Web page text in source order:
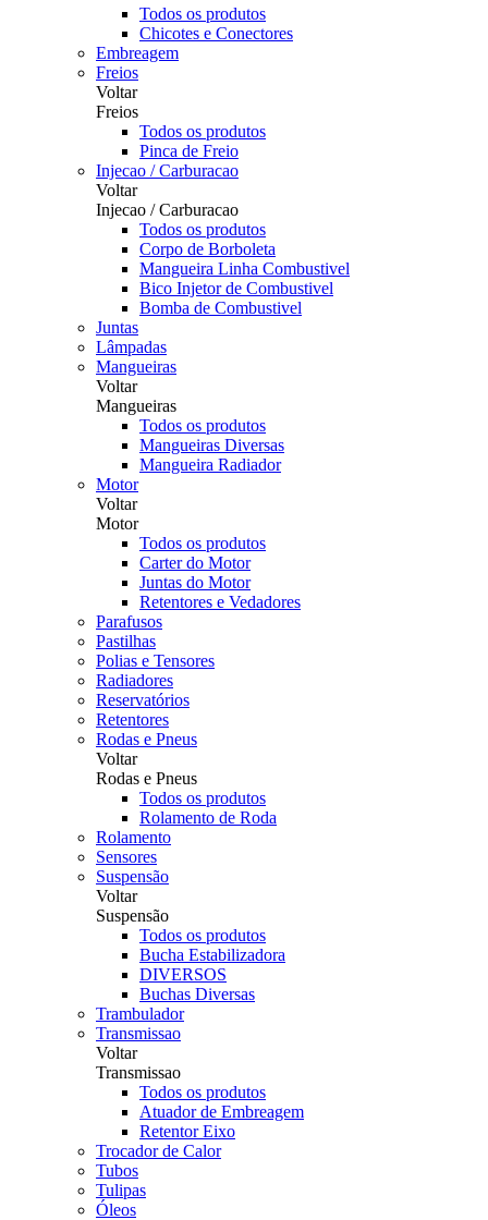
Todos os produtos
Chicotes e Conectores
Embreagem
Freios
Voltar
Freios
Todos os produtos
Pinca de Freio
Injecao / Carburacao
Voltar
Injecao / Carburacao
Todos os produtos
Corpo de Borboleta
Mangueira Linha Combustivel
Bico Injetor de Combustivel
Bomba de Combustivel
Juntas
Lâmpadas
Mangueiras
Voltar
Mangueiras
Todos os produtos
Mangueiras Diversas
Mangueira Radiador
Motor
Voltar
Motor
Todos os produtos
Carter do Motor
Juntas do Motor
Retentores e Vedadores
Parafusos
Pastilhas
Polias e Tensores
Radiadores
Reservatórios
Retentores
Rodas e Pneus
Voltar
Rodas e Pneus
Todos os produtos
Rolamento de Roda
Rolamento
Sensores
Suspensão
Voltar
Suspensão
Todos os produtos
Bucha Estabilizadora
DIVERSOS
Buchas Diversas
Trambulador
Transmissao
Voltar
Transmissao
Todos os produtos
Atuador de Embreagem
Retentor Eixo
Trocador de Calor
Tubos
Tulipas
Óleos